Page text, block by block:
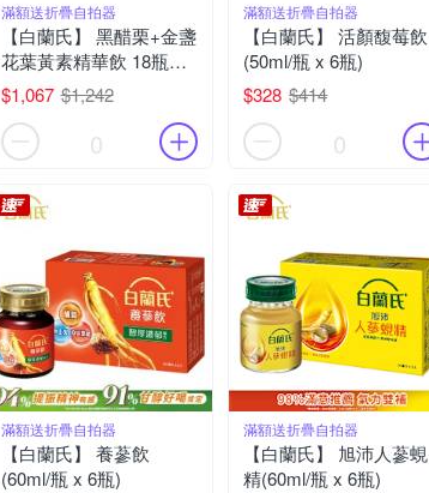
滿額送折疊自拍器
【白蘭氏】 黑醋栗+金盞
花葉黃素精華飲 18瓶組
(60ml x 6入 x 3組)
$1,067 $1,242
0
滿額送折疊自拍器
【白蘭氏】 活顏馥莓飲
(50ml/瓶 x 6瓶)
$328 $414
0
滿額送折疊自拍器
【白蘭氏】 養蔘飲
(60ml/瓶 x 6瓶)
滿額送折疊自拍器
【白蘭氏】 旭沛人蔘蜆
精(60ml/瓶 x 6瓶)